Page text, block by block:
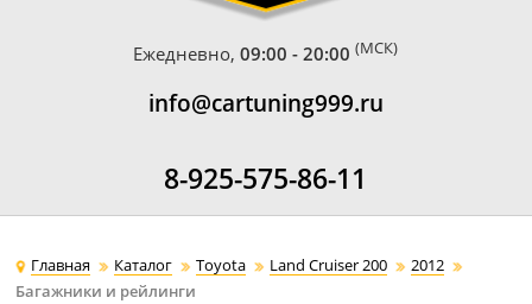
Ежедневно,09:00 - 20:00 (МСК)
info@cartuning999.ru
8-925-575-86-11
Главная Каталог Toyota Land Cruiser 200
2012
Багажники и рейлинги